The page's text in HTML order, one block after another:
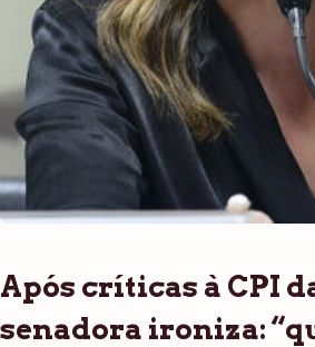
Após críticas à CPI
senadora ironiza: